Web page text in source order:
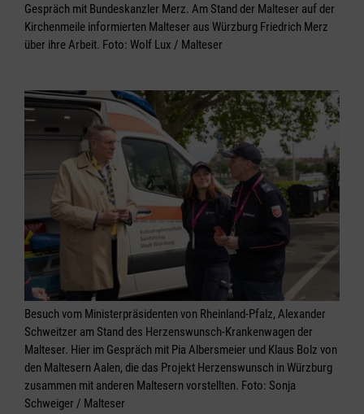
Gespräch mit Bundeskanzler Merz. Am Stand der Malteser auf der
Kirchenmeile informierten Malteser aus Würzburg Friedrich Merz
über ihre Arbeit. Foto: Wolf Lux / Malteser
Besuch vom Ministerpräsidenten von Rheinland-Pfalz, Alexander
Schweitzer am Stand des Herzenswunsch-Krankenwagen der
Malteser. Hier im Gespräch mit Pia Albersmeier und Klaus Bolz von
den Maltesern Aalen, die das Projekt Herzenswunsch in Würzburg
zusammen mit anderen Maltesern vorstellten. Foto: Sonja
Schweiger / Malteser